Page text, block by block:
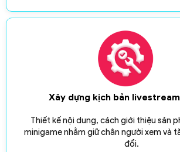
Xây dựng kịch bản
Thiết kế nội dung, cách giới thiệu sản
minigame nhằm giữ chân người xem và
đổi.